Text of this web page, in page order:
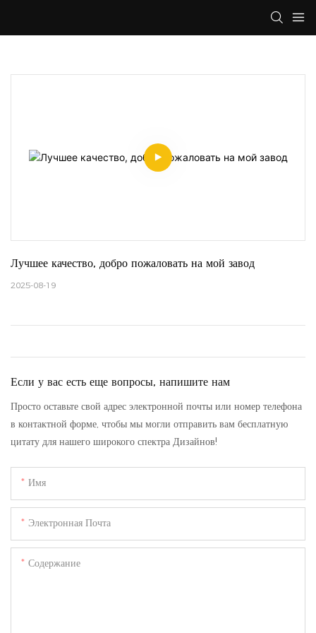
Лучшее качество, добро пожаловать на мой завод
2025-08-19
Если у вас есть еще вопросы, напишите нам
Просто оставьте свой адрес электронной почты или номер телефона
в контактной форме, чтобы мы могли отправить вам бесплатную
цитату для нашего широкого спектра Дизайнов!
Имя
Электронная Почта
Содержание